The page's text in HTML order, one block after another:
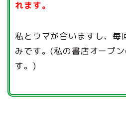
れます。
私とウマが合いますし、毎
みです。(私の書店オープ
す。)